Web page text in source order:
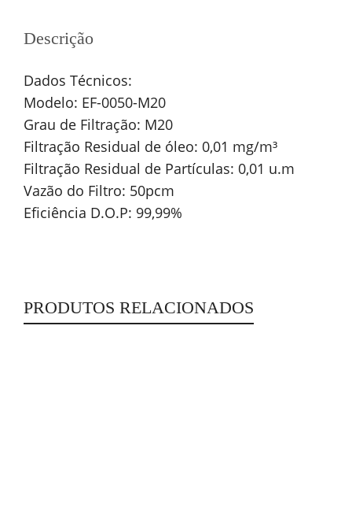
Descrição
Dados Técnicos:
Modelo: EF-0050-M20
Grau de Filtração: M20
Filtração Residual de óleo: 0,01 mg/m³
Filtração Residual de Partículas: 0,01 u.m
Vazão do Filtro: 50pcm
Eficiência D.O.P: 99,99%
PRODUTOS RELACIONADOS